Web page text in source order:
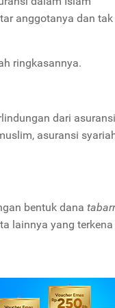
anggotanya dan tak
ringkasannya.
dari
asuransi
bentuk dana
lainnya yang terkena